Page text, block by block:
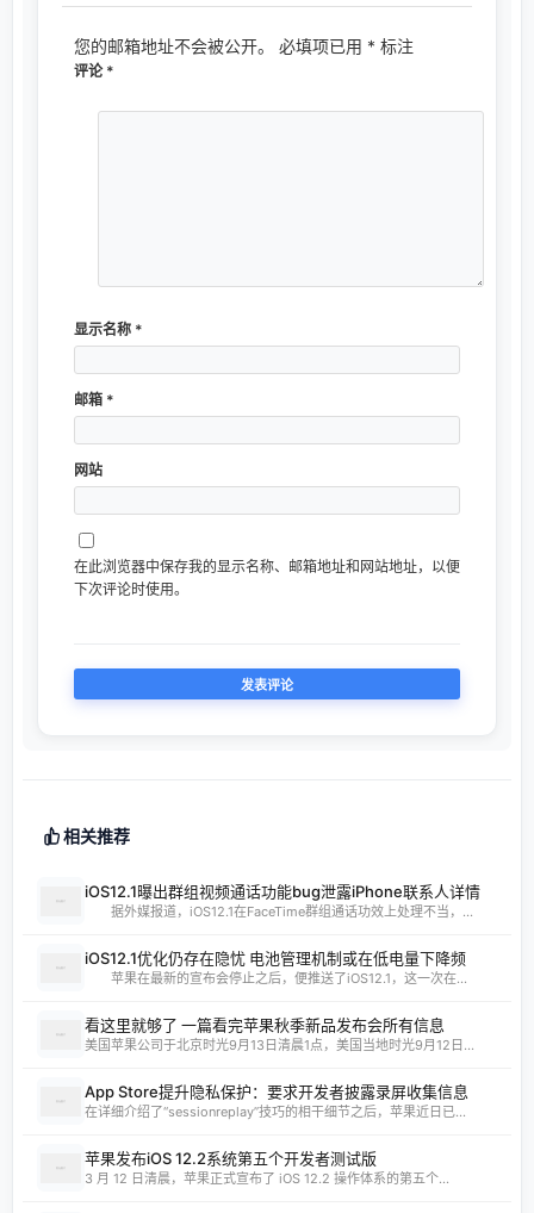
您的邮箱地址不会被公开。 必填项已用 * 标注
评论 *
显示名称 *
邮箱 *
网站
在此浏览器中保存我的显示名称、邮箱地址和网站地址，以便
下次评论时使用。
相关推荐
iOS12.1曝出群组视频通话功能bug泄露iPhone联系人详情
据外媒报道，iOS12.1在FaceTime群组通话功效上处理不当，...
iOS12.1优化仍存在隐忧 电池管理机制或在低电量下降频
苹果在最新的宣布会停止之后，便推送了iOS12.1，这一次在...
看这里就够了 一篇看完苹果秋季新品发布会所有信息
美国苹果公司于北京时光9月13日清晨1点，美国当地时光9月12日...
App Store提升隐私保护：要求开发者披露录屏收集信息
在详细介绍了“sessionreplay”技巧的相干细节之后，苹果近日已...
苹果发布iOS 12.2系统第五个开发者测试版
3 月 12 日清晨，苹果正式宣布了 iOS 12.2 操作体系的第五个...